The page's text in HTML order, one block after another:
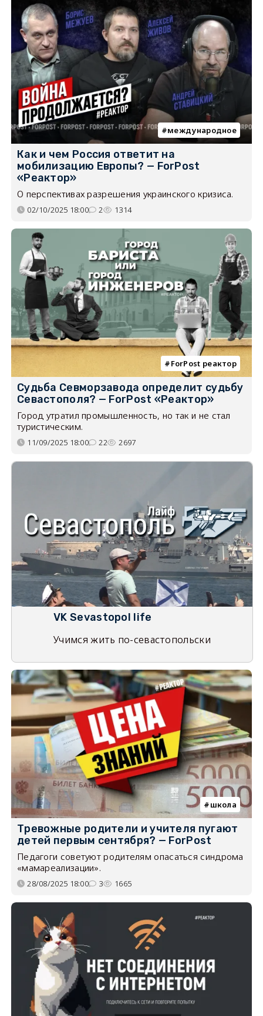
международное
Как и чем Россия ответит на
мобилизацию Европы? — ForPost
«Реактор»
О перспективах разрешения украинского кризиса.
02/10/2025 18:00 2 1314
ForPost реактор
Судьба Севморзавода определит судьбу
Севастополя? — ForPost «Реактор»
Город утратил промышленность, но так и не стал
туристическим.
11/09/2025 18:00 22 2697
VK Sevastopol life
Учимся жить по-севастопольски
школа
Тревожные родители и учителя пугают
детей первым сентября? — ForPost
Педагоги советуют родителям опасаться синдрома
«мамареализации».
28/08/2025 18:00 3 1665